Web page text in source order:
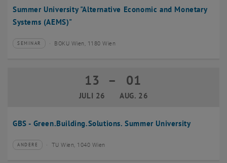
Summer University "Alternative Economic and Monetary
Systems (AEMS)"
Veranstaltungstyp:
SEMINAR
Veranstaltungsort:BOKU Wien, 1180 Wien
GBS - Green.Building.Solutions. Summer University
13
JULI 26
13 Juli 2026 bis 01 August 2026
– 01
AUG. 26
Veranstaltungstyp:
ANDERE
Veranstaltungsort:TU Wien, 1040 Wien